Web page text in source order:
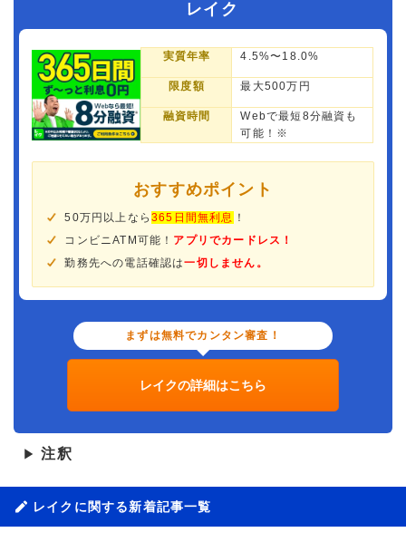
レイク
実質年率 4.5%〜18.0%
限度額 最大500万円
融資時間
Webで最短8分融資も
可能！※
おすすめポイント
50万円以上なら365日間無利息
！
コンビニATM可能！ アプリでカードレス！
勤務先への電話確認は一切しません。
まずは無料でカンタン審査！
レイクの詳細はこちら
▶ 注釈
レイクに関する新着記事一覧